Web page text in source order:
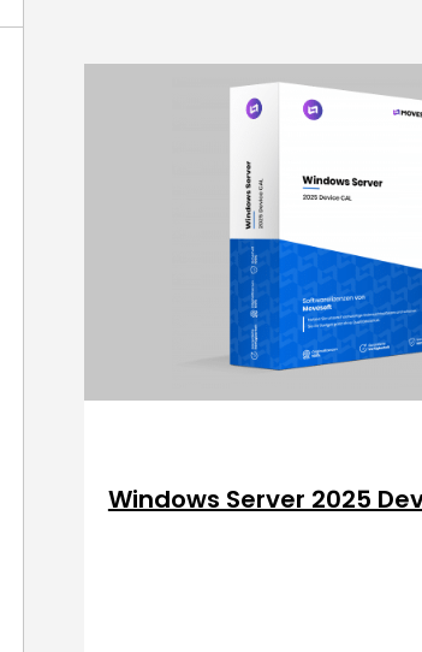
Windows Server 2025